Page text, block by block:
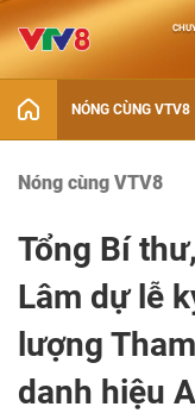
NÓNG CÙNG VTV8
Nóng cùng VTV8
Tổng Bí
Lâm dự lễ
lượng
danh hiệu